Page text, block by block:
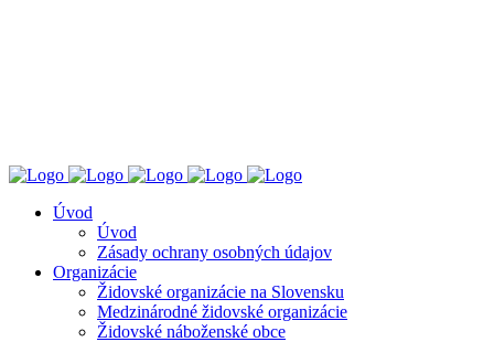
Úvod
Úvod
Zásady ochrany osobných údajov
Organizácie
Židovské organizácie na Slovensku
Medzinárodné židovské organizácie
Židovské náboženské obce